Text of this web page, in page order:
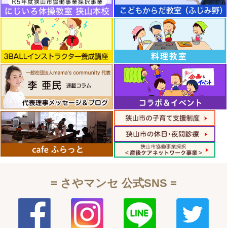
= さやマンセ 公式SNS =